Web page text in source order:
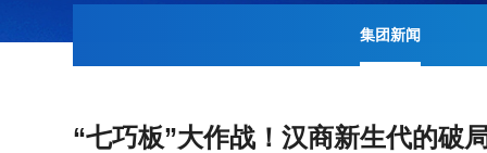
集团新闻
“七巧板”大作战！汉商新生代的破